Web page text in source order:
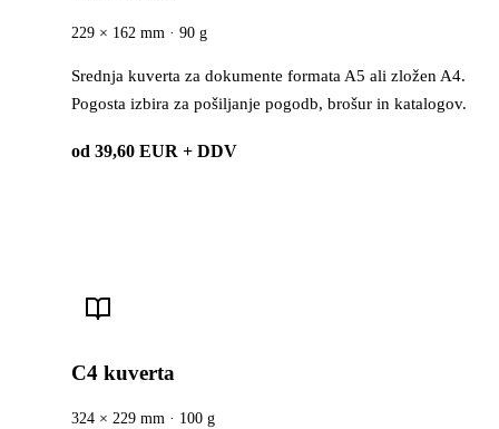
229 × 162 mm · 90 g
Srednja kuverta za dokumente formata A5 ali zložen A4.
Pogosta izbira za pošiljanje pogodb, brošur in katalogov.
od 39,60 EUR + DDV
C4 kuverta
324 × 229 mm · 100 g